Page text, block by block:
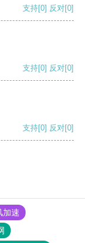
支持[0] 反对[0]
支持[0] 反对[0]
支持[0] 反对[0]
加速